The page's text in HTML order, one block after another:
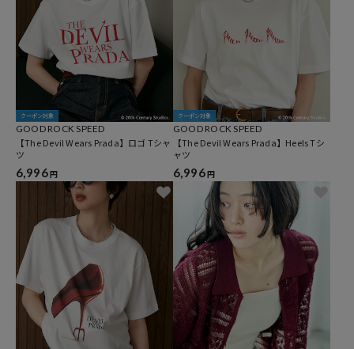
クーポン対象
GOOD ROCK SPEED
【The Devil Wears Prada】ロゴ Tシャ
ツ
6,996円
クーポン対象
GOOD ROCK SPEED
【The Devil Wears Prada】Heels Tシ
ャツ
6,996円